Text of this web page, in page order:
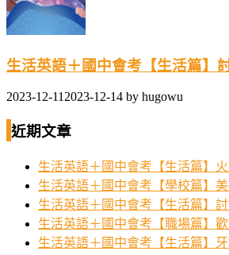
生活英語＋國中會考【生活篇】
2023-12-11 2023-12-14 by hugowu
近期文章
生活英語＋國中會考【生活篇】
生活英語＋國中會考【學校篇】
生活英語＋國中會考【生活篇】
生活英語＋國中會考【職場篇】
生活英語＋國中會考【生活篇】